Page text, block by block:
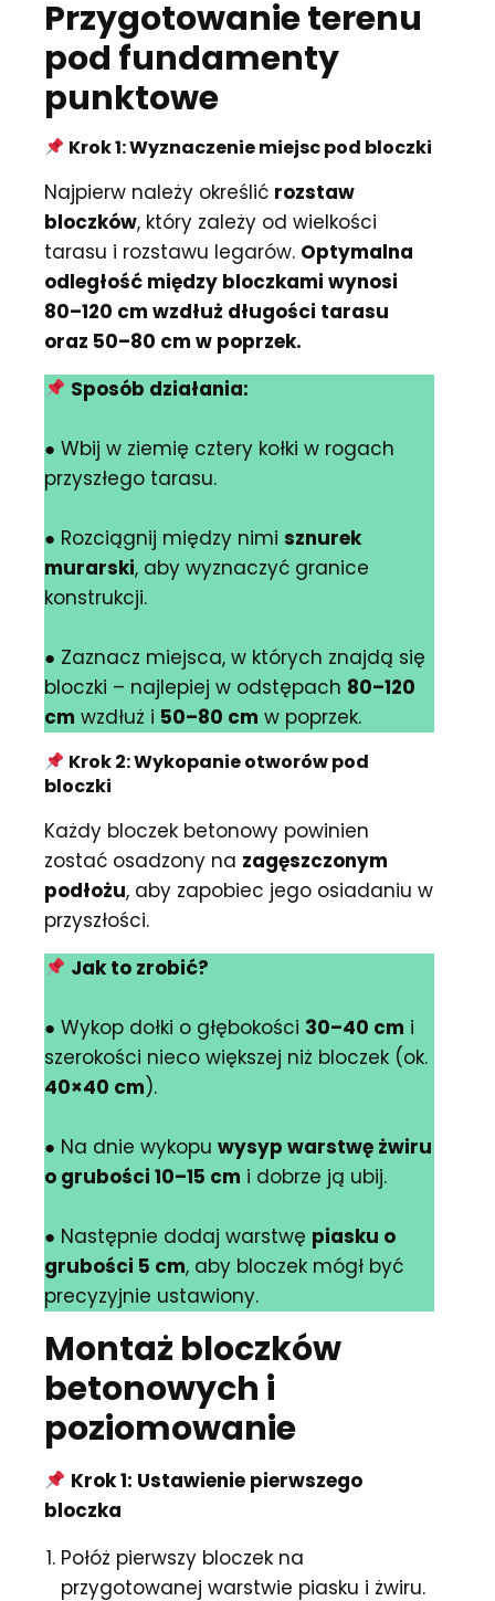
Przygotowanie terenu
pod fundamenty
punktowe
Krok 1: Wyznaczenie miejsc pod bloczki
Najpierw należy określić rozstaw
bloczków, który zależy od wielkości
tarasu i rozstawu legarów. Optymalna
odległość między bloczkami wynosi
80–120 cm wzdłuż długości tarasu
oraz 50–80 cm w poprzek.
Sposób działania:
● Wbij w ziemię cztery kołki w rogach
przyszłego tarasu.
● Rozciągnij między nimi sznurek
murarski, aby wyznaczyć granice
konstrukcji.
● Zaznacz miejsca, w których znajdą się
bloczki – najlepiej w odstępach 80–120
cm wzdłuż i 50–80 cm w poprzek.
Krok 2: Wykopanie otworów pod
bloczki
Każdy bloczek betonowy powinien
zostać osadzony na zagęszczonym
podłożu, aby zapobiec jego osiadaniu w
przyszłości.
Jak to zrobić?
● Wykop dołki o głębokości 30–40 cm i
szerokości nieco większej niż bloczek (ok.
40×40 cm).
● Na dnie wykopu wysyp warstwę żwiru
o grubości 10–15 cm i dobrze ją ubij.
● Następnie dodaj warstwę piasku o
grubości 5 cm, aby bloczek mógł być
precyzyjnie ustawiony.
Montaż bloczków
betonowych i
poziomowanie
Krok 1: Ustawienie pierwszego
bloczka
Połóż pierwszy bloczek na
przygotowanej warstwie piasku i żwiru.